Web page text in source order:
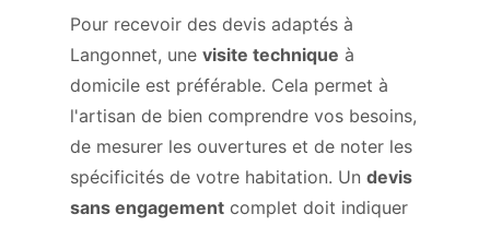
Pour recevoir des devis adaptés à
Langonnet, une visite technique à
domicile est préférable. Cela permet à
l'artisan de bien comprendre vos besoins,
de mesurer les ouvertures et de noter les
spécificités de votre habitation. Un devis
sans engagement complet doit indiquer